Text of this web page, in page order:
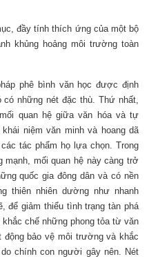
đầy tính thích ứng của một bộ
khủng hoảng môi trường toàn
phê bình văn học được định
những nét đặc thù. Thứ nhất,
quan hệ giữa văn hóa và tự
niệm văn minh và hoang dã
tác phẩm họ lựa chọn. Trong
mạnh, mối quan hệ này càng trở
quốc gia đông dân và có nền
thiên nhiên dường như nhanh
để giảm thiểu tình trạng tàn phá
chế những phong tỏa từ văn
động bảo vệ môi trường và khắc
chính con người gây nên. Nét